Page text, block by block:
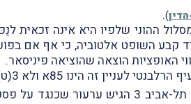
)
.
ההוני שלפיו היא אינה זכאית
קבע השופט אלטוביה, כי אף אם
האופציות הוצאה שהוציאה פיניסאר.
זה הינו 85א ולא 3(ט).
קונטירה ופיניסאר הגישו ערעור על פסק-הדין לבית-המשפט